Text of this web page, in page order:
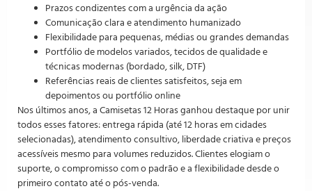
Prazos condizentes com a urgência da ação
Comunicação clara e atendimento humanizado
Flexibilidade para pequenas, médias ou grandes demandas
Portfólio de modelos variados, tecidos de qualidade e
técnicas modernas (bordado, silk, DTF)
Referências reais de clientes satisfeitos, seja em
depoimentos ou portfólio online
Nos últimos anos, a Camisetas 12 Horas ganhou destaque por unir
todos esses fatores: entrega rápida (até 12 horas em cidades
selecionadas), atendimento consultivo, liberdade criativa e preços
acessíveis mesmo para volumes reduzidos. Clientes elogiam o
suporte, o compromisso com o padrão e a flexibilidade desde o
primeiro contato até o pós-venda.